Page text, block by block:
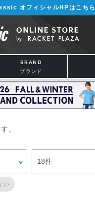
オフィシャルHPはこちら
BRAND
ブランド
。